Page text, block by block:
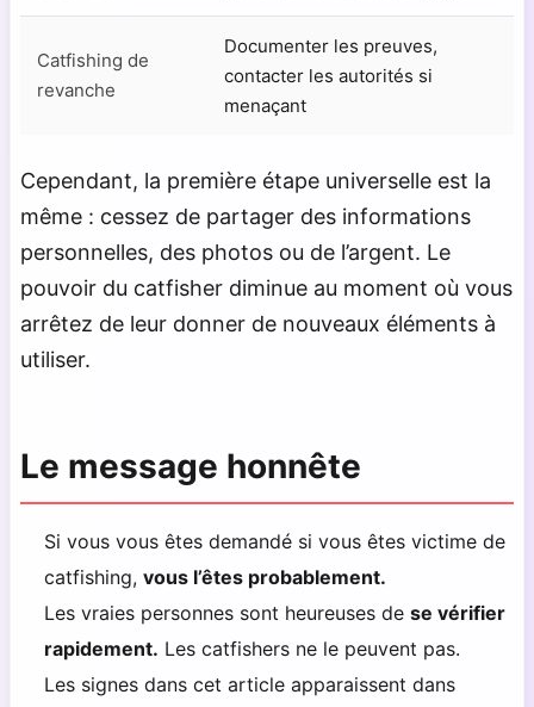
Catfishing de
revanche
Documenter les preuves,
contacter les autorités si
menaçant
Cependant, la première étape universelle est la
même : cessez de partager des informations
personnelles, des photos ou de l’argent. Le
pouvoir du catfisher diminue au moment où vous
arrêtez de leur donner de nouveaux éléments à
utiliser.
Le message honnête
Si vous vous êtes demandé si vous êtes victime de
catfishing, vous l’êtes probablement.
Les vraies personnes sont heureuses de se vérifier
rapidement. Les catfishers ne le peuvent pas.
Les signes dans cet article apparaissent dans